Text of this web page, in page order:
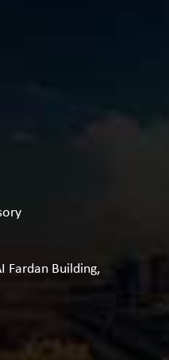
Fardan Building,